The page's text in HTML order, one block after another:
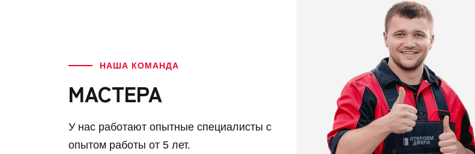
НАША КОМАНДА
МАСТЕРА
У нас работают опытные специалисты с
опытом работы от 5 лет.